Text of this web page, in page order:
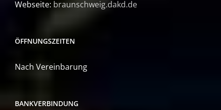
Webseite: braunschweig.dakd.de
ÖFFNUNGSZEITEN
Nach Vereinbarung
BANKVERBINDUNG